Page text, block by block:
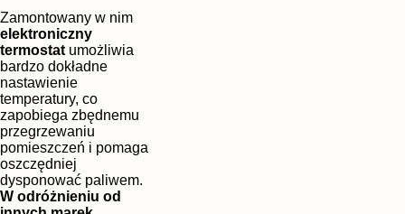
Zamontowany w nim
elektroniczny
termostat umożliwia
bardzo dokładne
nastawienie
temperatury, co
zapobiega zbędnemu
przegrzewaniu
pomieszczeń i pomaga
oszczędniej
dysponować paliwem.
W odróżnieniu od